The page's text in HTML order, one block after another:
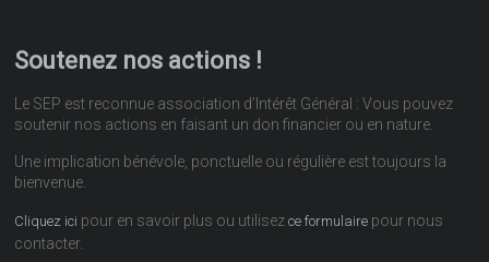
Soutenez nos actions !
Le SEP est reconnue association d’Intérêt Général : Vous pouvez
soutenir nos actions en faisant un don financier ou en nature.
Une implication bénévole, ponctuelle ou régulière est toujours la
bienvenue.
Cliquez ici pour en savoir plus ou utilisezce formulaire pour nous
contacter.